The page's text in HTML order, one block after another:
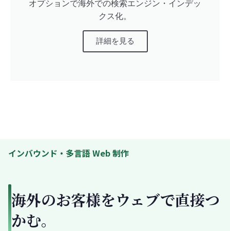
オプションで海外での検索エンジン・インデッ
クス化。
詳細を見る
インバウンド・多言語 Web 制作
海外のお客様をウェブで直接つ
かむ。